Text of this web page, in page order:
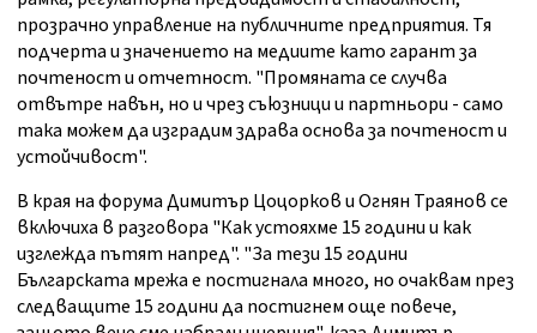
прозрачно управление на публичните предприятия. Тя
подчерта и значението на медиите като гарант за
почтеност и отчетност. "Промяната се случва
отвътре навън, но и чрез съюзници и партньори - само
така можем да изградим здрава основа за почтеност и
устойчивост".
В края на форума Димитър Цоцорков и Огнян Траянов се
включиха в разговора "Как устояхме 15 години и как
изглежда пътят напред". "За тези 15 години
Българската мрежа е постигнала много, но очаквам през
следващите 15 години да постигнем още повече,